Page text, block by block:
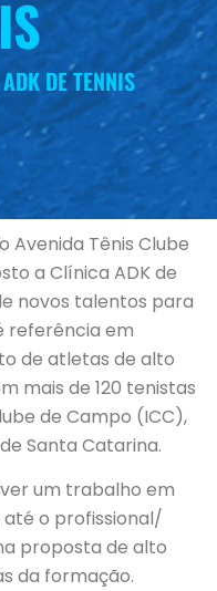
DE TENNIS
Tênis Clube
a Clínica ADK de
novos talentos para
referência em
de atletas de alto
mais de 120 tenistas
de Campo (ICC),
Santa Catarina.
um trabalho em
até o profissional/
proposta de alto
da formação.